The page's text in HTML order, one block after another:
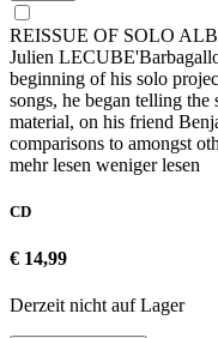
REISSUE OF SOLO
Julien
beginning of his solo
songs, he began telling
material, on his friend
comparisons to amongst
mehr lesen weniger lesen
CD
€ 14,99
Derzeit nicht auf Lager